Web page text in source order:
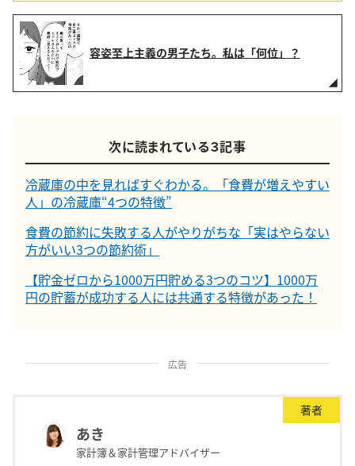
容姿至上主義の男子たち。私は「何位」？
次に読まれている３記事
冷蔵庫の中を見ればすぐわかる。「食費が増えやすい
人」の冷蔵庫“4つの特徴”
食費の節約に失敗する人がやりがちな「実はやらない
方がいい3つの節約術」
【貯金ゼロから1000万円貯める3つのコツ】1000万
円の貯蓄が成功する人には共通する特徴があった！
広告
著者
あき
家計簿＆家計管理アドバイザー